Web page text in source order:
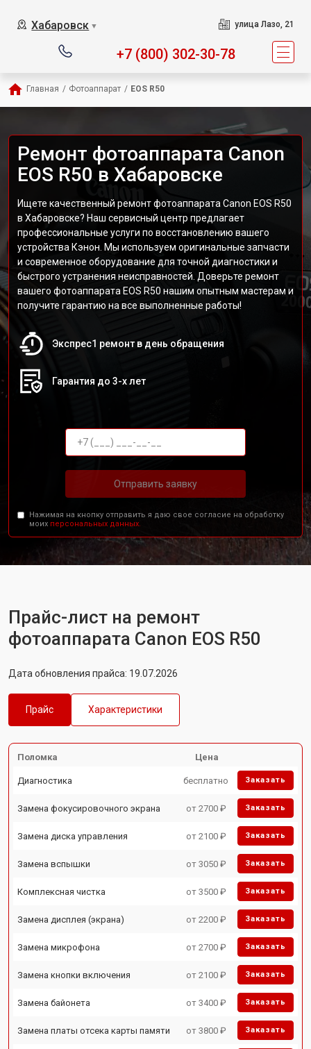
Хабаровск ▼ улица Лазо, 21
+7 (800) 302-30-78
Главная / Фотоаппарат / EOS R50
Ремонт фотоаппарата Canon
EOS R50 в Хабаровске
Ищете качественный ремонт фотоаппарата Canon EOS R50
в Хабаровске? Наш сервисный центр предлагает
профессиональные услуги по восстановлению вашего
устройства Кэнон. Мы используем оригинальные запчасти
и современное оборудование для точной диагностики и
быстрого устранения неисправностей. Доверьте ремонт
вашего фотоаппарата EOS R50 нашим опытным мастерам и
получите гарантию на все выполненные работы!
Экспрес1 ремонт в день обращения
Гарантия до 3-х лет
Отправить заявку
Нажимая на кнопку отправить я даю свое согласие на обработку
моих персональных данных.
Прайс-лист на ремонт
фотоаппарата Canon EOS R50
Дата обновления прайса: 19.07.2026
Прайс Характеристики
Поломка Цена
Диагностика бесплатно Заказать
Замена фокусировочного экрана от 2700 ₽ Заказать
Замена диска управления от 2100 ₽ Заказать
Замена вспышки от 3050 ₽ Заказать
Комплексная чистка от 3500 ₽ Заказать
Замена дисплея (экрана) от 2200 ₽ Заказать
Замена микрофона от 2700 ₽ Заказать
Замена кнопки включения от 2100 ₽ Заказать
Замена байонета от 3400 ₽ Заказать
Замена платы отсека карты памяти от 3800 ₽ Заказать